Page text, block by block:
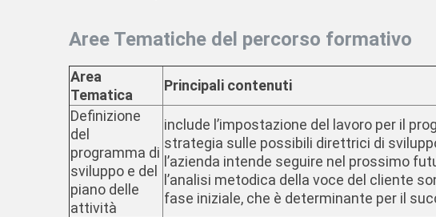
Aree Tematiche del percorso formativo
Area
Tematica
Principali contenuti
Definizione
del
programma di
sviluppo e del
piano delle
attività
include l’impostazione del lavoro per il
strategia sulle possibili direttrici di
l’azienda intende seguire nel prossimo
l’analisi metodica della voce del cliente
fase iniziale, che è determinante per il